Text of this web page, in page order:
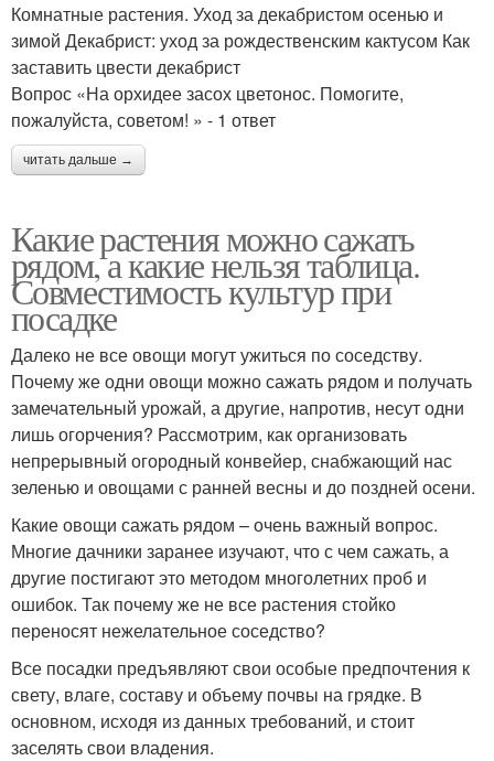
Комнатные растения. Уход за декабристом осенью и
зимой Декабрист: уход за рождественским кактусом Как
заставить цвести декабрист
Вопрос «На орхидее засох цветонос. Помогите,
пожалуйста, советом! » - 1 ответ
читать дальше →
Какие растения можно сажать
рядом, а какие нельзя таблица.
Совместимость культур при
посадке
Далеко не все овощи могут ужиться по соседству.
Почему же одни овощи можно сажать рядом и получать
замечательный урожай, а другие, напротив, несут одни
лишь огорчения? Рассмотрим, как организовать
непрерывный огородный конвейер, снабжающий нас
зеленью и овощами с ранней весны и до поздней осени.
Какие овощи сажать рядом – очень важный вопрос.
Многие дачники заранее изучают, что с чем сажать, а
другие постигают это методом многолетних проб и
ошибок. Так почему же не все растения стойко
переносят нежелательное соседство?
Все посадки предъявляют свои особые предпочтения к
свету, влаге, составу и объему почвы на грядке. В
основном, исходя из данных требований, и стоит
заселять свои владения.